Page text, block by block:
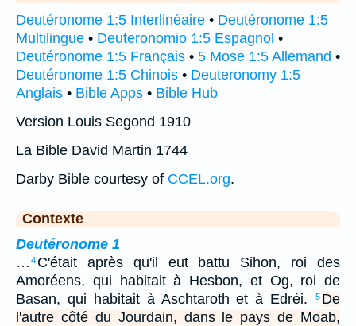
Deutéronome 1:5 Interlinéaire • Deutéronome 1:5
Multilingue • Deuteronomio 1:5 Espagnol •
Deutéronome 1:5 Français • 5 Mose 1:5 Allemand •
Deutéronome 1:5 Chinois • Deuteronomy 1:5
Anglais • Bible Apps • Bible Hub
Version Louis Segond 1910
La Bible David Martin 1744
Darby Bible courtesy of CCEL.org.
Contexte
Deutéronome 1
… 4 C'était après qu'il eut battu Sihon, roi des
Amoréens, qui habitait à Hesbon, et Og, roi de
Basan, qui habitait à Aschtaroth et à Edréi.
5 De
l'autre côté du Jourdain, dans le pays de Moab,